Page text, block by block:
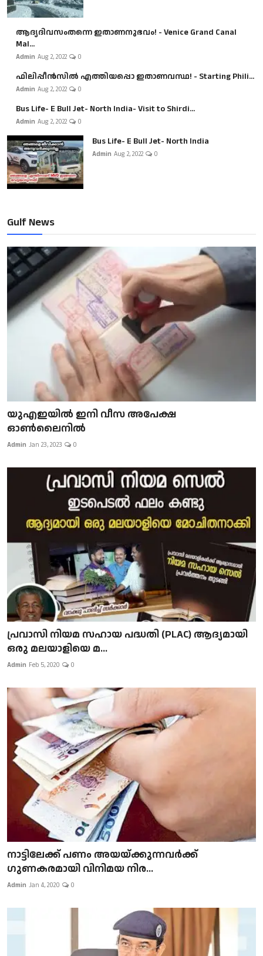
ആദ്യദിവസംതന്നെ ഇതാണനുഭവം! - Venice Grand Canal
Mal...
Admin Aug 2, 2022 0
ഫിലിപ്പീൻസിൽ എത്തിയപ്പൊ ഇതാണവസ്ഥ! - Starting Phili...
Admin Aug 2, 2022 0
Bus Life- E Bull Jet- North India- Visit to Shirdi...
Admin Aug 2, 2022 0
Bus Life- E Bull Jet- North India
Admin Aug 2, 2022 0
Gulf News
യുഎഇയിൽ ഇനി വീസ അപേക്ഷ
ഓൺലൈനിൽ
Admin Jan 23, 2023 0
പ്രവാസി നിയമ സഹായ പദ്ധതി (PLAC) ആദ്യമായി
ഒരു മലയാളിയെ മ...
Admin Feb 5, 2020 0
നാട്ടിലേക്ക് പണം അയയ്ക്കുന്നവർക്ക്
ഗുണകരമായി വിനിമയ നിര...
Admin Jan 4, 2020 0